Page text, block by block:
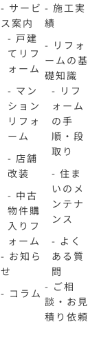
- サービ
ス案内
- 戸建
てリフ
ォーム
- マン
ション
リフォ
ーム
- 店舗
改装
- 中古
物件購
入りフ
ォーム
- お知ら
せ
- コラム
- 施工実
績
- リフォ
ームの基
礎知識
- リフ
ォーム
の手
順・段
取り
- 住ま
いのメ
ンテナ
ンス
- よく
ある質
問
- ご相
談・お見
積り依頼